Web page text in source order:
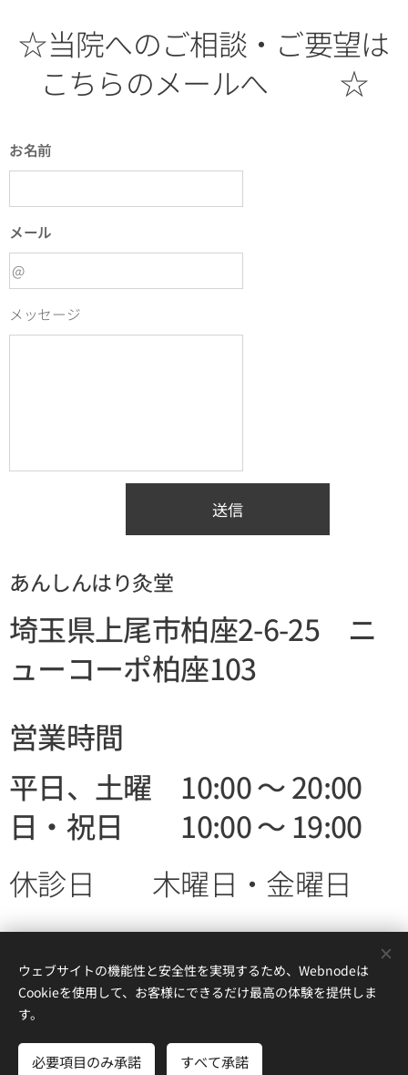
☆当院へのご相談・ご要望は
こちらのメールへ📩👇☆
お名前
メール
メッセージ
送信
あんしんはり灸堂
埼玉県上尾市柏座2-6-25 ニ
ューコーポ柏座103
営業時間
平日、土曜 10:00 ～ 20:00
日・祝日 10:00 ～ 19:00
休診日 木曜日・金曜日
埼玉県上尾市柏座2-6-25 ニューコーポ柏座103号室
無料でホームページを作成しよう！
ウェブサイトの機能性と安全性を実現するため、Webnodeは
Cookieを使用して、お客様にできるだけ最高の体験を提供しま
す。
必要項目のみ承諾 すべて承諾